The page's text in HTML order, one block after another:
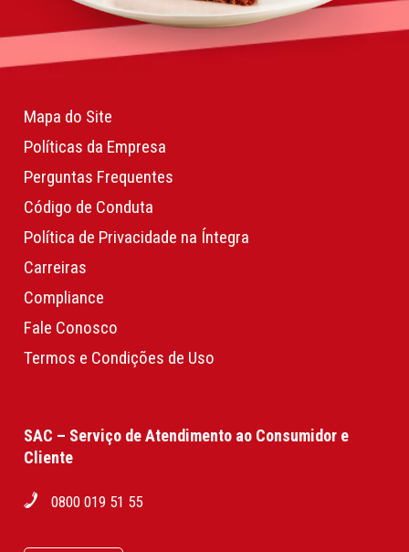
Mapa do Site
Políticas da Empresa
Perguntas Frequentes
Código de Conduta
Política de Privacidade na Íntegra
Carreiras
Compliance
Fale Conosco
Termos e Condições de Uso
SAC – Serviço de Atendimento ao Consumidor e
Cliente
0800 019 51 55